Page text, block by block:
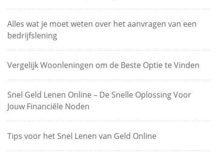
Alles wat je moet weten over het aanvragen van een
bedrijfslening
Vergelijk Woonleningen om de Beste Optie te Vinden
Snel Geld Lenen Online – De Snelle Oplossing Voor
Jouw Financiële Noden
Tips voor het Snel Lenen van Geld Online